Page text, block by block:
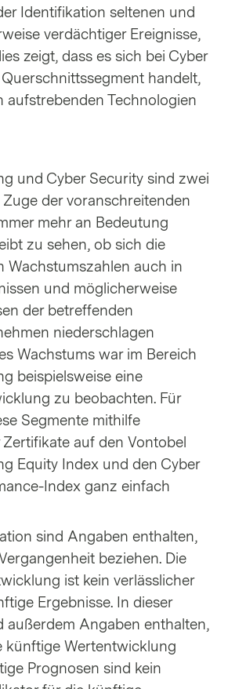
Identifikation seltenen und
verdächtiger Ereignisse,
zeigt, dass es sich bei Cyber
handelt,
aufstrebenden Technologien
und Cyber Security sind zwei
Zuge der voranschreitenden
mehr an Bedeutung
zu sehen, ob sich die
Wachstumszahlen auch in
und möglicherweise
der betreffenden
niederschlagen
Wachstums war im Bereich
beispielsweise eine
zu beobachten. Für
Segmente mithilfe
auf den Vontobel
Equity Index und den Cyber
Index ganz einfach
sind Angaben enthalten,
beziehen. Die
ist kein verlässlicher
Ergebnisse. In dieser
außerdem Angaben enthalten,
künftige Wertentwicklung
Prognosen sind kein